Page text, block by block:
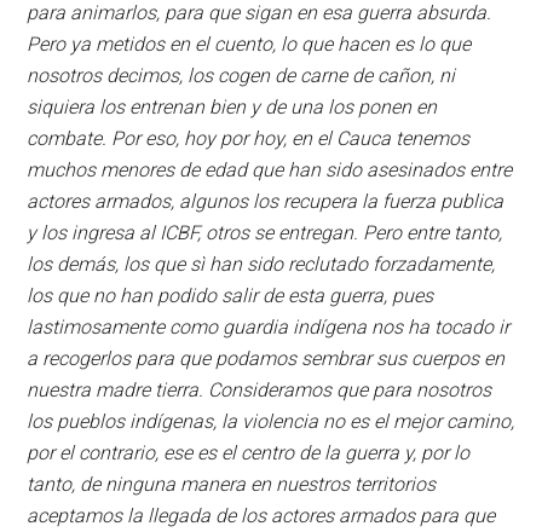
para animarlos, para que sigan en esa guerra absurda.
Pero ya metidos en el cuento, lo que hacen es lo que
nosotros decimos, los cogen de carne de cañon, ni
siquiera los entrenan bien y de una los ponen en
combate. Por eso, hoy por hoy, en el Cauca tenemos
muchos menores de edad que han sido asesinados entre
actores armados, algunos los recupera la fuerza publica
y los ingresa al ICBF, otros se entregan. Pero entre tanto,
los demás, los que sì han sido reclutado forzadamente,
los que no han podido salir de esta guerra, pues
lastimosamente como guardia indígena nos ha tocado ir
a recogerlos para que podamos sembrar sus cuerpos en
nuestra madre tierra. Consideramos que para nosotros
los pueblos indígenas, la violencia no es el mejor camino,
por el contrario, ese es el centro de la guerra y, por lo
tanto, de ninguna manera en nuestros territorios
aceptamos la llegada de los actores armados para que